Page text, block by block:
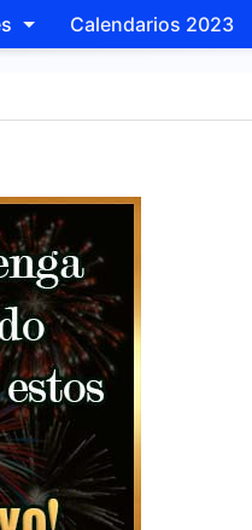
Calendarios 2023